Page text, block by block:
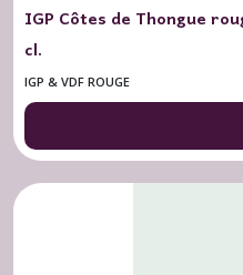
IGP Côtes de Thongue
cl.
IGP & VDF ROUGE